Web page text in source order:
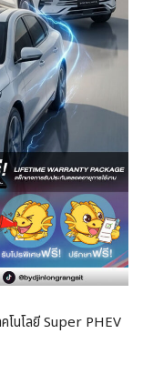
โนโลยี Super PHEV